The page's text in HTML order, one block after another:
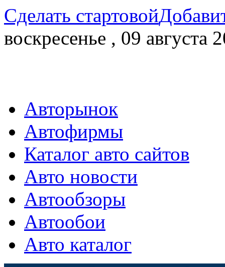
Сделать стартовой
воскресенье , 09 августа
Авторынок
Автофирмы
Каталог авто сайтов
Авто новости
Автообзоры
Автообои
Авто каталог